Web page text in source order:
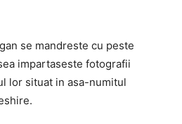
se mandreste cu peste
impartaseste fotografii
lor situat in asa-numitul